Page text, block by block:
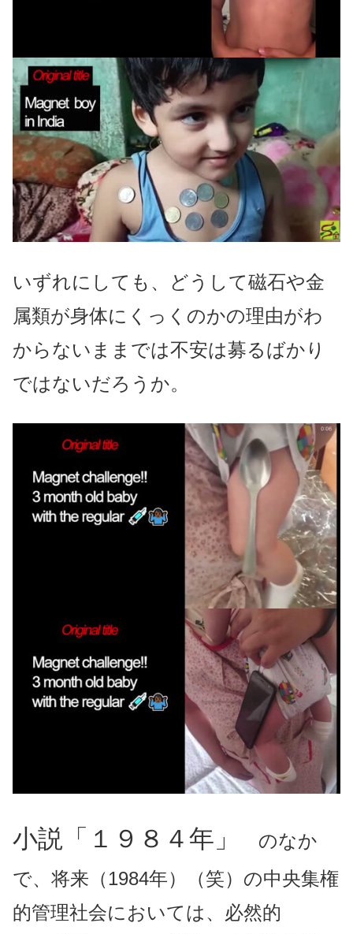
いずれにしても、どうして磁石や金
属類が身体にくっくのかの理由がわ
からないままでは不安は募るばかり
ではないだろうか。
小説「１９８４年」
のなか
で、将来（1984年）（笑）の中央集権
的管理社会においては、必然的